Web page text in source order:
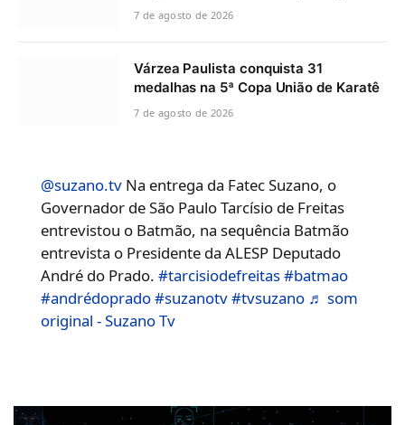
7 de agosto de 2026
Várzea Paulista conquista 31
medalhas na 5ª Copa União de Karatê
7 de agosto de 2026
@suzano.tv Na entrega da Fatec Suzano, o
Governador de São Paulo Tarcísio de Freitas
entrevistou o Batmão, na sequência Batmão
entrevista o Presidente da ALESP Deputado
André do Prado.#tarcisiodefreitas#batmao
#andrédoprado#suzanotv#tvsuzano ♬ som
original - Suzano Tv